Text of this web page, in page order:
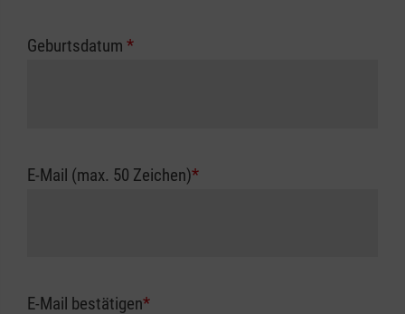
Geburtsdatum *
E-Mail (max. 50 Zeichen)*
E-Mail bestätigen*